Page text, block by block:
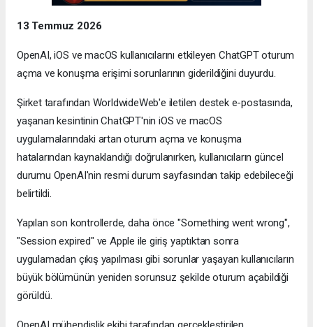
13 Temmuz 2026
OpenAI, iOS ve macOS kullanıcılarını etkileyen ChatGPT oturum
açma ve konuşma erişimi sorunlarının giderildiğini duyurdu.
Şirket tarafından WorldwideWeb'e iletilen destek e-postasında,
yaşanan kesintinin ChatGPT'nin iOS ve macOS
uygulamalarındaki artan oturum açma ve konuşma
hatalarından kaynaklandığı doğrulanırken, kullanıcıların güncel
durumu OpenAI'nin resmi durum sayfasından takip edebileceği
belirtildi.
Yapılan son kontrollerde, daha önce "Something went wrong",
"Session expired" ve Apple ile giriş yaptıktan sonra
uygulamadan çıkış yapılması gibi sorunlar yaşayan kullanıcıların
büyük bölümünün yeniden sorunsuz şekilde oturum açabildiği
görüldü.